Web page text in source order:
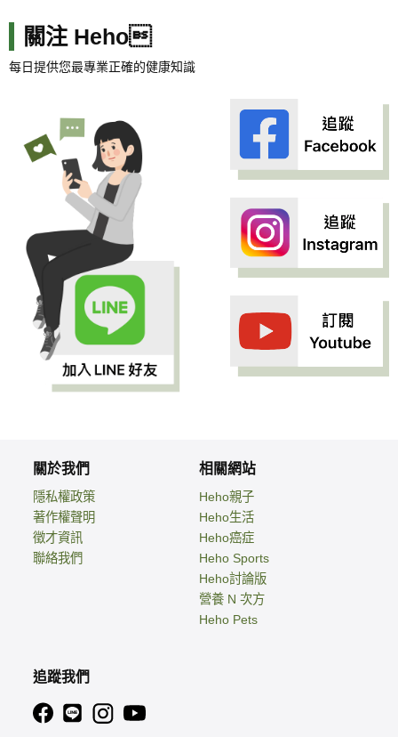
關注 Heho
每日提供您最專業正確的健康知識
關於我們
隱私權政策
著作權聲明
徵才資訊
聯絡我們
相關網站
Heho親子
Heho生活
Heho癌症
Heho Sports
Heho討論版
營養 N 次方
Heho Pets
追蹤我們